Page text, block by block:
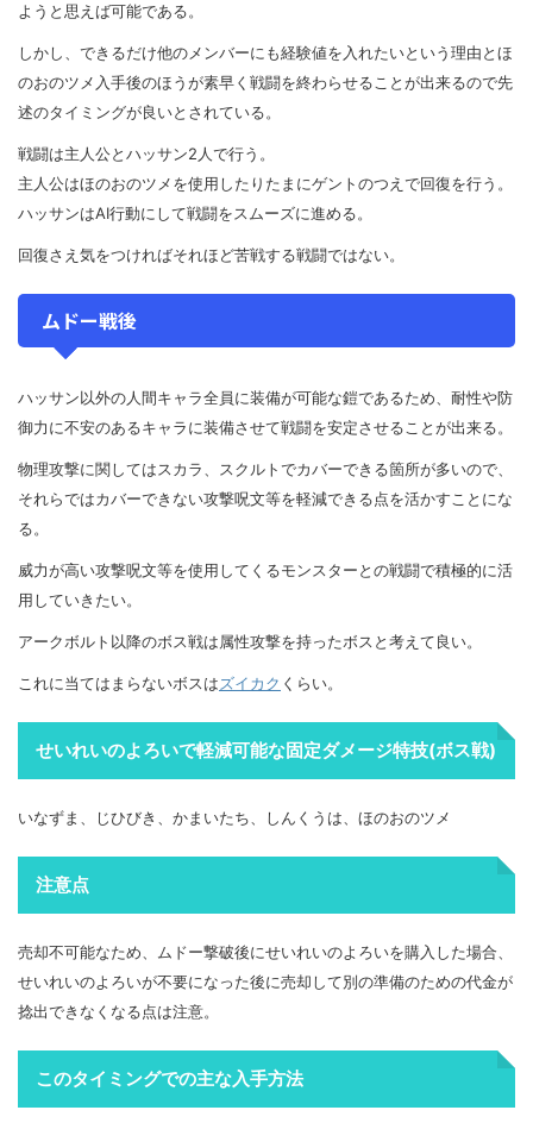
ようと思えば可能である。
しかし、できるだけ他のメンバーにも経験値を入れたいという理由とほ
のおのツメ入手後のほうが素早く戦闘を終わらせることが出来るので先
述のタイミングが良いとされている。
戦闘は主人公とハッサン2人で行う。
主人公はほのおのツメを使用したりたまにゲントのつえで回復を行う。
ハッサンはAI行動にして戦闘をスムーズに進める。
回復さえ気をつければそれほど苦戦する戦闘ではない。
ムドー戦後
ハッサン以外の人間キャラ全員に装備が可能な鎧であるため、耐性や防
御力に不安のあるキャラに装備させて戦闘を安定させることが出来る。
物理攻撃に関してはスカラ、スクルトでカバーできる箇所が多いので、
それらではカバーできない攻撃呪文等を軽減できる点を活かすことにな
る。
威力が高い攻撃呪文等を使用してくるモンスターとの戦闘で積極的に活
用していきたい。
アークボルト以降のボス戦は属性攻撃を持ったボスと考えて良い。
これに当てはまらないボスはズイカク くらい。
せいれいのよろいで軽減可能な固定ダメージ特技(ボス戦)
いなずま、じひびき、かまいたち、しんくうは、ほのおのツメ
注意点
売却不可能なため、ムドー撃破後にせいれいのよろいを購入した場合、
せいれいのよろいが不要になった後に売却して別の準備のための代金が
捻出できなくなる点は注意。
このタイミングでの主な入手方法